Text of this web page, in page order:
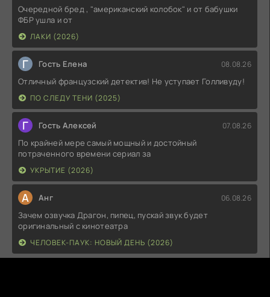
Очередной бред , "американский колобок" и от бабушки
ФБР ушла и от
ЛАКИ (2026)
Г Гость Елена 08.08.26
Отличный французский детектив! Не уступает Голливуду!
ПО СЛЕДУ ТЕНИ (2025)
Г Гость Алексей 07.08.26
По крайней мере самый мощный и достойный
потраченного времени сериал за
УКРЫТИЕ (2026)
А Анг 06.08.26
Зачем озвучка Драгон, пипец, пускай звук будет
оригинальный с кинотеатра
ЧЕЛОВЕК-ПАУК: НОВЫЙ ДЕНЬ (2026)